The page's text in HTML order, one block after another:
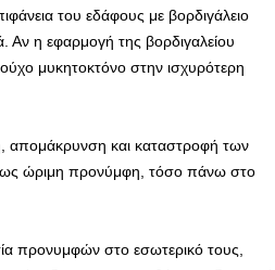
του εδάφους με βορδιγάλειο
Αν η εφαρμογή της βορδιγαλείου
μυκητοκτόνο στην ισχυρότερη
απομάκρυνση και καταστροφή των
ως ώριμη προνύμφη, τόσο πάνω στο
προνυμφών στο εσωτερικό τους,